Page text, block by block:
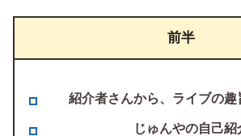
前半
紹介者さんから、ライブの趣
じゅんやの自己紹